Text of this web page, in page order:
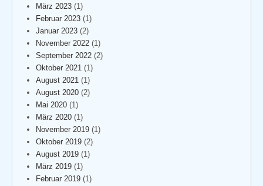
März 2023 (1)
Februar 2023 (1)
Januar 2023 (2)
November 2022 (1)
September 2022 (2)
Oktober 2021 (1)
August 2021 (1)
August 2020 (2)
Mai 2020 (1)
März 2020 (1)
November 2019 (1)
Oktober 2019 (2)
August 2019 (1)
März 2019 (1)
Februar 2019 (1)